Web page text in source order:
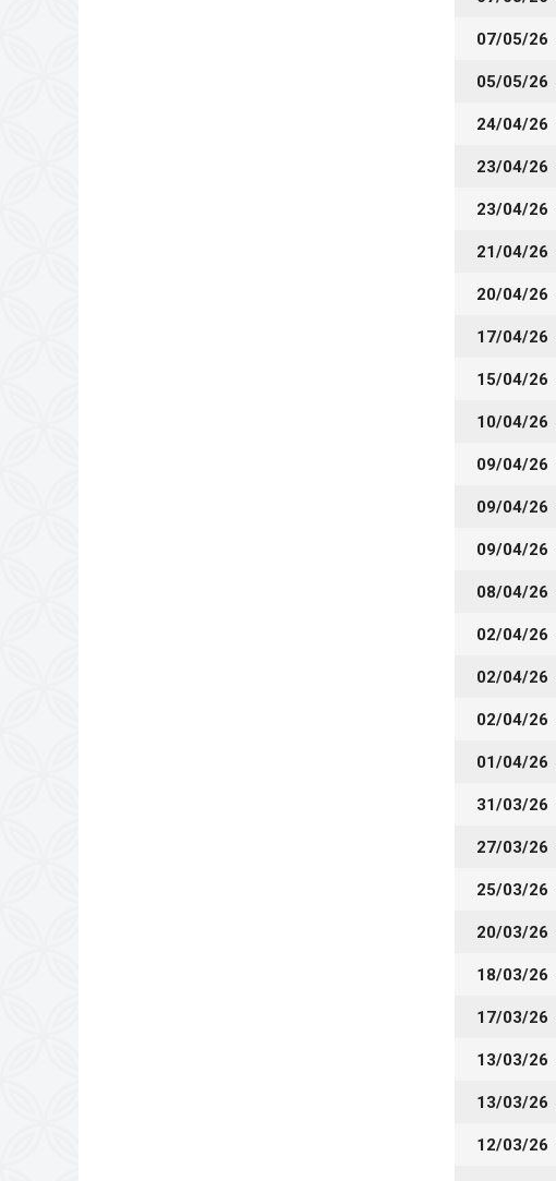
07/05/26
05/05/26
24/04/26
23/04/26
23/04/26
21/04/26
20/04/26
17/04/26
15/04/26
10/04/26
09/04/26
09/04/26
09/04/26
08/04/26
02/04/26
02/04/26
02/04/26
01/04/26
31/03/26
27/03/26
25/03/26
20/03/26
18/03/26
17/03/26
13/03/26
13/03/26
12/03/26